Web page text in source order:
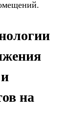
на